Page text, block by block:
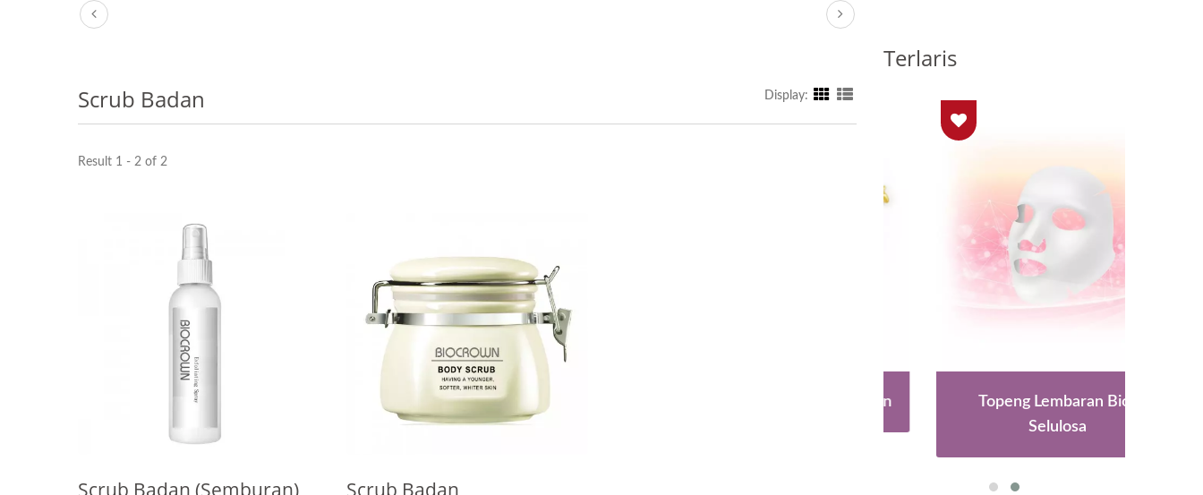
Scrub Badan Display:
Result 1 - 2 of 2
Scrub Badan (Semburan)
Scrub Badan
Terlaris
Kapsul Minyak Pembaharuan
Topeng Lembaran Bio-
Selulosa
Topeng Lembaran Bio-
Selulosa